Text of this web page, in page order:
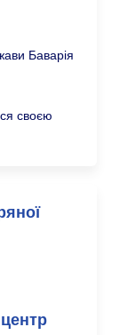
Баварія
своєю